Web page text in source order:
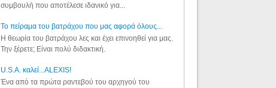
συμβουλή που αποτέλεσε ιδανικό για...
Το πείραμα του βατράχου που μας αφορά όλους...
Η θεωρία του βατράχου λες και έχει επινοηθεί για μας.
Την ξέρετε; Είναι πολύ διδακτική.
U.S.A. καλεί...ALEXIS!
Ένα από τα πρώτα ραντεβού του αρχηγού του